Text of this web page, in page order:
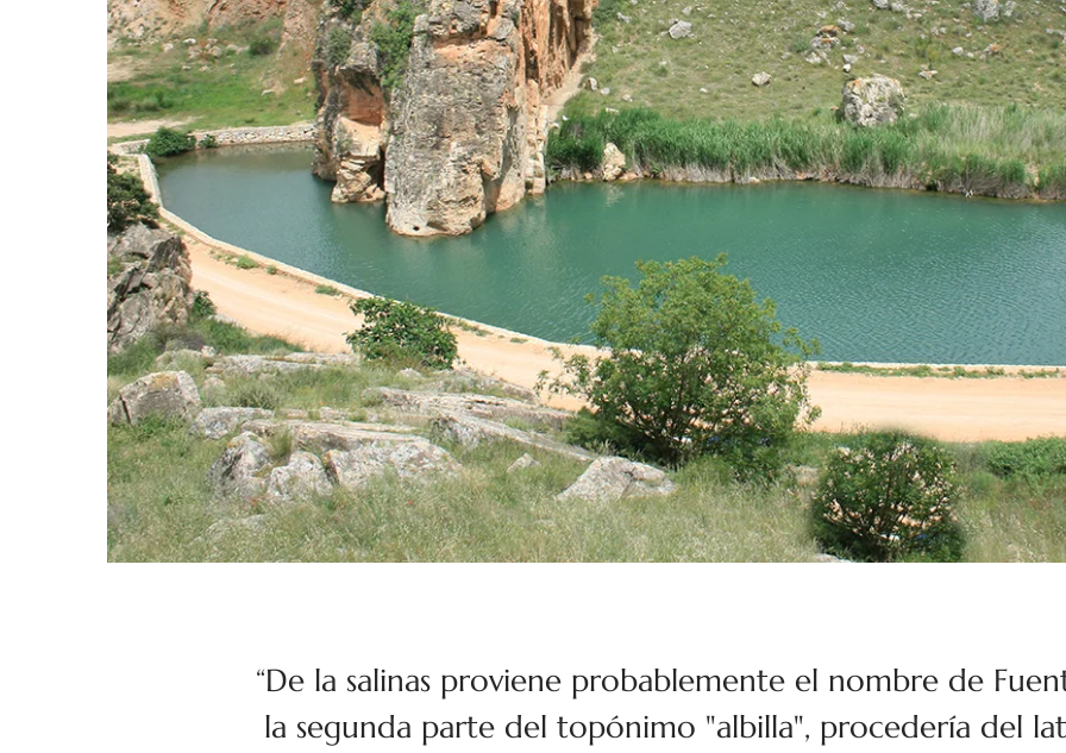
“De la salinas proviene probablemente el nombre de
la segunda parte del topónimo "albilla", procedería del